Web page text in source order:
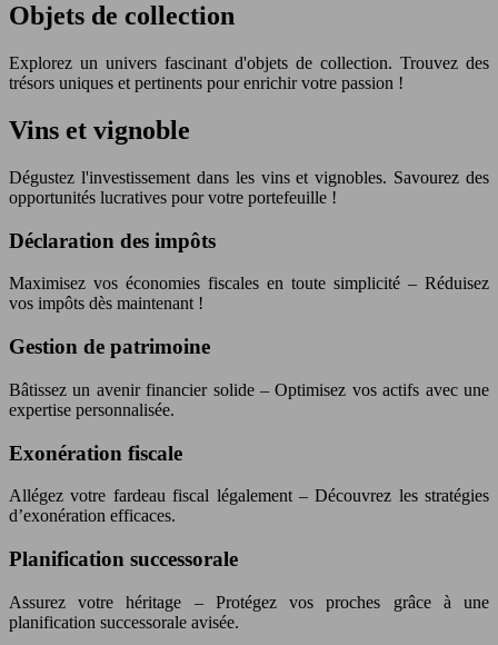
Objets de collection
Explorez un univers fascinant d'objets de collection. Trouvez des
trésors uniques et pertinents pour enrichir votre passion !
Vins et vignoble
Dégustez l'investissement dans les vins et vignobles. Savourez des
opportunités lucratives pour votre portefeuille !
Déclaration des impôts
Maximisez vos économies fiscales en toute simplicité – Réduisez
vos impôts dès maintenant !
Gestion de patrimoine
Bâtissez un avenir financier solide – Optimisez vos actifs avec une
expertise personnalisée.
Exonération fiscale
Allégez votre fardeau fiscal légalement – Découvrez les stratégies
d’exonération efficaces.
Planification successorale
Assurez votre héritage – Protégez vos proches grâce à une
planification successorale avisée.